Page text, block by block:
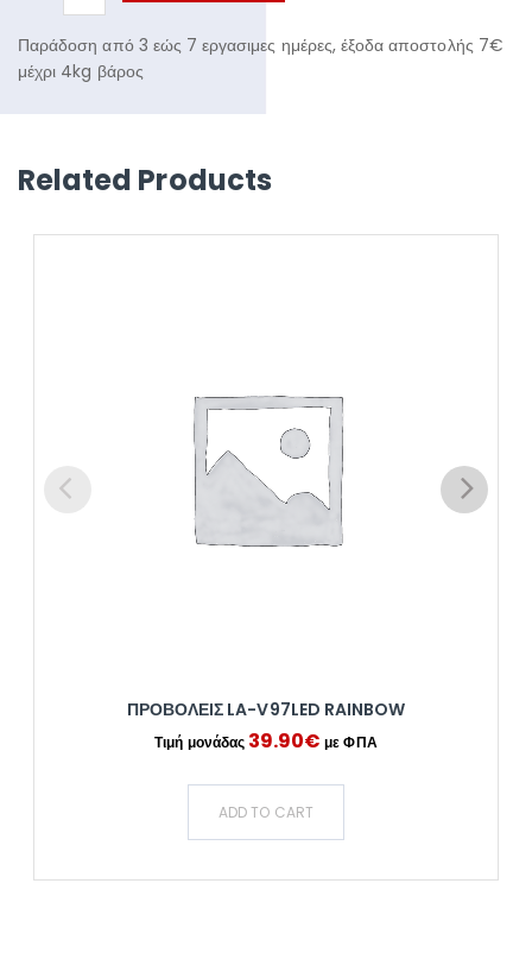
Παράδοση από 3 εώς 7 εργασιμες ημέρες, έξοδα αποστολής 7€
μέχρι 4kg βάρος
Related Products
ΠΡΟΒΟΛΕΙΣ LA-V97LED RAINBOW
39.90€
ADD TO CART